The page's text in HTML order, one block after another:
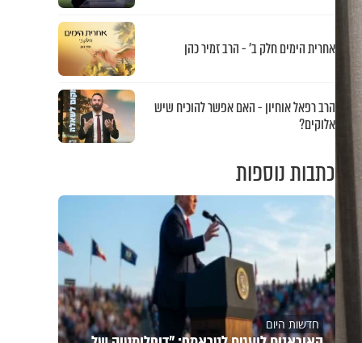
אחרית הימים חלק ב’ - הרב זמיר כהן
הרב רפאל אוחיון - האם אפשר להוכיח שיש
אלוקים?
כתבות נוספות
חדשות היום